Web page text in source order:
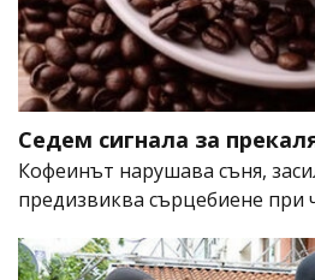
Седем сигнала за
Кофеинът нарушава съня,
предизвиква сърцебиене при